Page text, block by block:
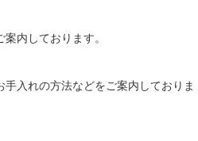
内しております。
入れの方法などをご案内しておりま